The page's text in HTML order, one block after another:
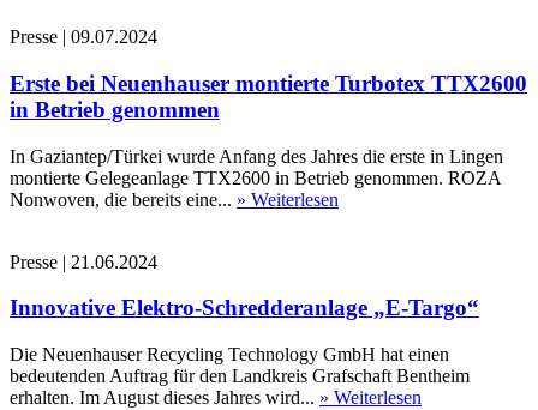
Presse | 09.07.2024
Erste bei Neuenhauser montierte Turbotex TTX2600
in Betrieb genommen
In Gaziantep/Türkei wurde Anfang des Jahres die erste in Lingen
montierte Gelegeanlage TTX2600 in Betrieb genommen. ROZA
Nonwoven, die bereits eine... » Weiterlesen
Presse | 21.06.2024
Innovative Elektro-Schredderanlage „E-Targo“
Die Neuenhauser Recycling Technology GmbH hat einen
bedeutenden Auftrag für den Landkreis Grafschaft Bentheim
erhalten. Im August dieses Jahres wird... » Weiterlesen